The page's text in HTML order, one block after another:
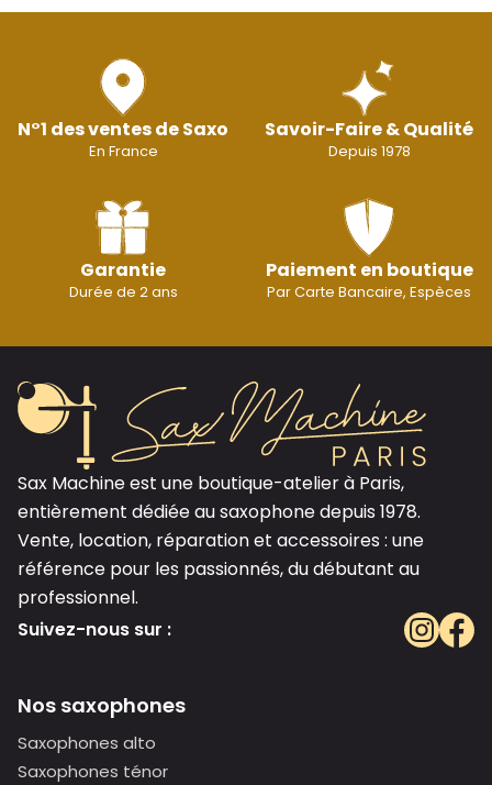
N°1 des ventes de Saxo
En France
Savoir-Faire & Qualité
Depuis 1978
Garantie
Durée de 2 ans
Paiement en boutique
Par Carte Bancaire, Espèces
Sax Machine est une boutique-atelier à Paris,
entièrement dédiée au saxophone depuis 1978.
Vente, location, réparation et accessoires : une
référence pour les passionnés, du débutant au
professionnel.
Suivez-nous sur :
Nos saxophones
Saxophones alto
Saxophones ténor